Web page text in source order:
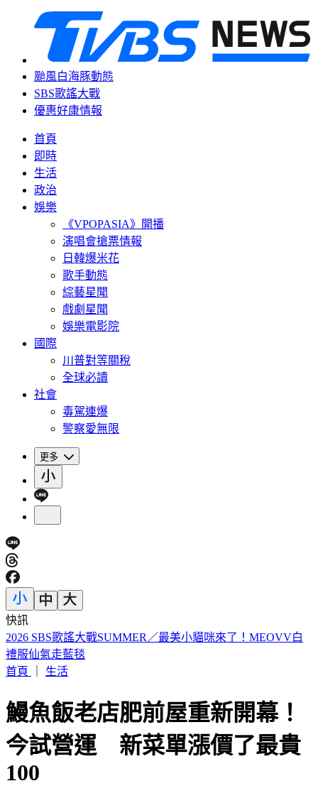
颱風白海豚動態
SBS歌謠大戰
優惠好康情報
首頁
即時
生活
政治
娛樂
《VPOPASIA》開播
演唱會搶票情報
日韓爆米花
歌手動態
綜藝星聞
戲劇星聞
娛樂電影院
國際
川普對等關稅
全球必讀
社會
毒駕連爆
警察愛無限
更多
快訊
山本由伸5.2局零失分！大谷翔平10局超前安 道奇成功終止7
連敗
首頁
生活
鰻魚飯老店肥前屋重新開幕！
今試營運 新菜單漲價了最貴
100